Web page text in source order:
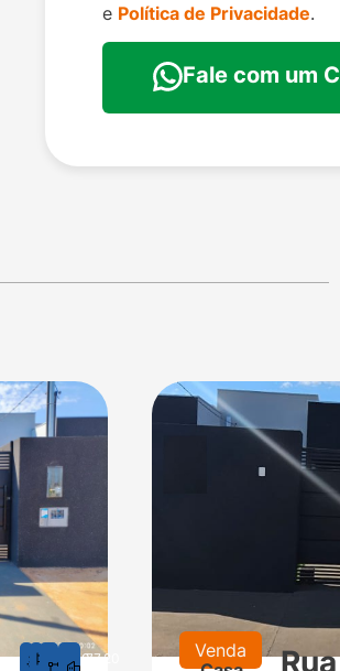
e Política de Privacidade.
Fale com um
1 1
15077,20
Venda
Rua